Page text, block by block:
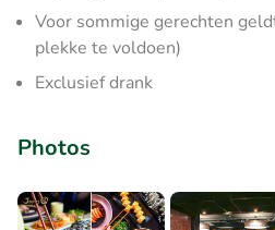
Voor sommige gerechten
plekke te voldoen)
Exclusief drank
Photos